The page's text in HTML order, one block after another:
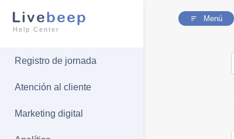
Livebeep
Help Center
Registro de jornada
Atención al cliente
Marketing digital
Menú